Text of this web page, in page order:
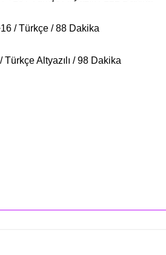
/ Türkçe / 88 Dakika
Altyazılı / 98 Dakika